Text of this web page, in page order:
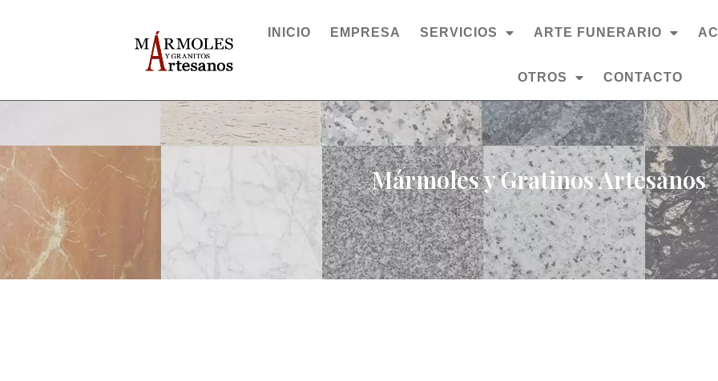
INICIO EMPRESA SERVICIOS ARTE FUNERARIO
OTROS CONTACTO
Mármoles y Gratinos Artesanos